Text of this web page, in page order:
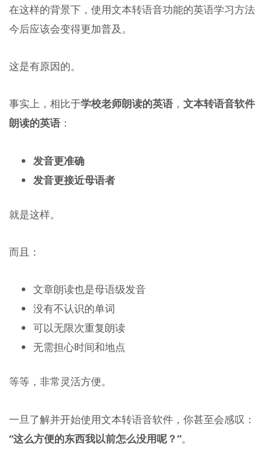
在这样的背景下，使用文本转语音功能的英语学习方法
今后应该会变得更加普及。
这是有原因的。
事实上，相比于学校老师朗读的英语 ， 文本转语音软件
朗读的英语 ：
发音更准确
发音更接近母语者
就是这样。
而且：
文章朗读也是母语级发音
没有不认识的单词
可以无限次重复朗读
无需担心时间和地点
等等，非常灵活方便。
一旦了解并开始使用文本转语音软件，你甚至会感叹：
“这么方便的东西我以前怎么没用呢？”。